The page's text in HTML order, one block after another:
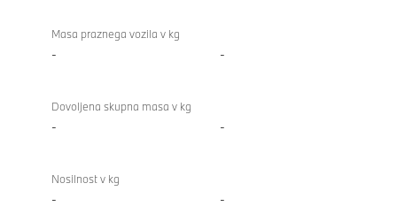
Masa praznega vozila v kg
- -
Dovoljena skupna masa v kg
- -
Nosilnost v kg
- -